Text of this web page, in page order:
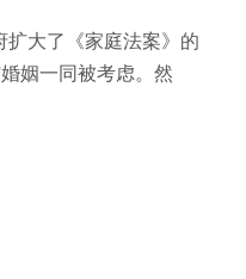
大了《家庭法案》的
姻一同被考虑。然